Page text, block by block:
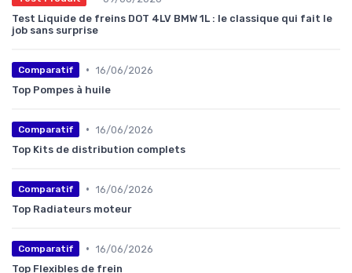
Test Liquide de freins DOT 4LV BMW 1L : le classique qui fait le
job sans surprise
Comparatif • 16/06/2026
Top Pompes à huile
Comparatif • 16/06/2026
Top Kits de distribution complets
Comparatif • 16/06/2026
Top Radiateurs moteur
Comparatif • 16/06/2026
Top Flexibles de frein